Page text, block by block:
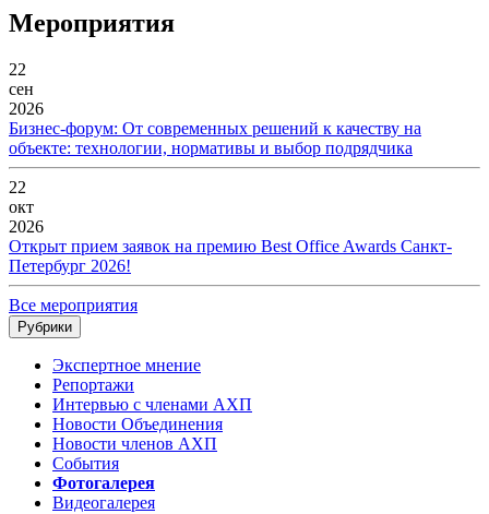
Мероприятия
22
сен
2026
Бизнес-форум: От современных решений к качеству на
объекте: технологии, нормативы и выбор подрядчика
22
окт
2026
Открыт прием заявок на премию Best Office Awards Санкт-
Петербург 2026!
Все мероприятия
Рубрики
Экспертное мнение
Репортажи
Интервью с членами АХП
Новости Объединения
Новости членов АХП
События
Фотогалерея
Видеогалерея